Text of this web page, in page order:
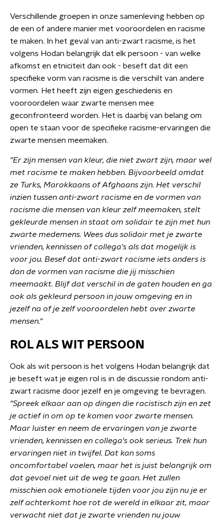
Verschillende groepen in onze samenleving hebben op
de een of andere manier met vooroordelen en racisme
te maken. In het geval van anti-zwart racisme, is het
volgens Hodan belangrijk dat elk persoon - van welke
afkomst en etniciteit dan ook - beseft dat dit een
specifieke vorm van racisme is die verschilt van andere
vormen. Het heeft zijn eigen geschiedenis en
vooroordelen waar zwarte mensen mee
geconfronteerd worden. Het is daarbij van belang om
open te staan voor de specifieke racisme-ervaringen die
zwarte mensen meemaken.
"Er zijn mensen van kleur, die niet zwart zijn, maar wel
met racisme te maken hebben. Bijvoorbeeld omdat
ze Turks, Marokkaans of Afghaans zijn. Het verschil
inzien tussen anti-zwart racisme en de vormen van
racisme die mensen van kleur zelf meemaken, stelt
gekleurde mensen in staat om solidair te zijn met hun
zwarte medemens. Wees dus solidair met je zwarte
vrienden, kennissen of collega's als dat mogelijk is
voor jou. Besef dat anti-zwart racisme iets anders is
dan de vormen van racisme die jij misschien
meemaakt. Blijfdat verschil in de gaten houden en ga
ook als gekleurd persoon in jouw omgeving en in
jezelf na of je zelf vooroordelen hebt over zwarte
mensen."
ROL ALS WIT PERSOON
Ook als wit persoon is het volgens Hodan belangrijk dat
je beseft wat je eigen rol is in de discussie rondom anti-
zwart racisme door jezelf en je omgeving te bevragen.
"Spreek elkaar aan op dingen die racistisch zijn en zet
je actief in om op te komen voor zwarte mensen.
Maar luister en neem de ervaringen van je zwarte
vrienden, kennissen en collega's ook serieus. Trek hun
ervaringen niet in twijfel. Dat kan soms
oncomfortabel voelen, maar het is juist belangrijk om
dat gevoel niet uit de weg te gaan. Het zullen
misschien ook emotionele tijden voor jou zijn nu je er
zelf achterkomt hoe rot de wereld in elkaar zit, maar
verwacht niet dat je zwarte vrienden nu jouw